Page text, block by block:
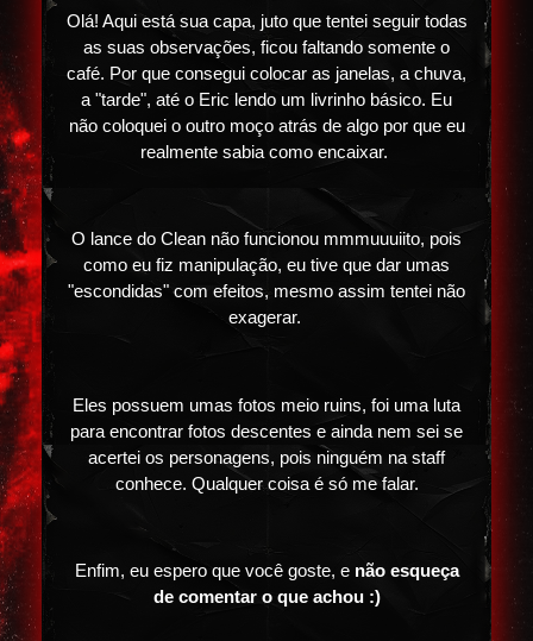
Olá! Aqui está sua capa, juto que tentei seguir todas
as suas observações, ficou faltando somente o
café. Por que consegui colocar as janelas, a chuva,
a "tarde", até o Eric lendo um livrinho básico. Eu
não coloquei o outro moço atrás de algo por que eu
realmente sabia como encaixar.
O lance do Clean não funcionou mmmuuuiito, pois
como eu fiz manipulação, eu tive que dar umas
"escondidas" com efeitos, mesmo assim tentei não
exagerar.
Eles possuem umas fotos meio ruins, foi uma luta
para encontrar fotos descentes e ainda nem sei se
acertei os personagens, pois ninguém na staff
conhece. Qualquer coisa é só me falar.
Enfim, eu espero que você goste, e não esqueça
de comentar o que achou :)